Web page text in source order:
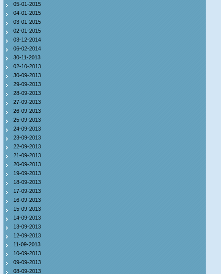
05-01-2015
04-01-2015
03-01-2015
02-01-2015
03-12-2014
06-02-2014
30-11-2013
02-10-2013
30-09-2013
29-09-2013
28-09-2013
27-09-2013
26-09-2013
25-09-2013
24-09-2013
23-09-2013
22-09-2013
21-09-2013
20-09-2013
19-09-2013
18-09-2013
17-09-2013
16-09-2013
15-09-2013
14-09-2013
13-09-2013
12-09-2013
11-09-2013
10-09-2013
09-09-2013
08-09-2013